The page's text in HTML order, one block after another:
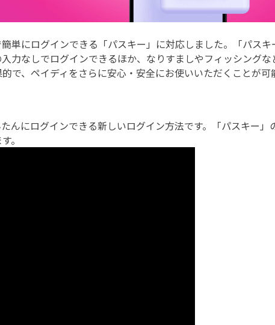
単にログインできる「パスキー」に対応しました。「パスキ
力なしでログインできるほか、なりすましやフィッシングな
で、ペイディをさらに安心・安全にお使いいただくことが可
んにログインできる新しいログイン方法です。「パスキー」
。